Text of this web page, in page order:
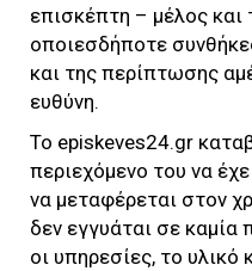
επισκέπτη – μέλος και
οποιεσδήποτε
και της περίπτωσης
ευθύνη.
Το episkeves24.gr
περιεχόμενο του να
να μεταφέρεται στον
δεν εγγυάται σε καμία
οι υπηρεσίες, το υλικό